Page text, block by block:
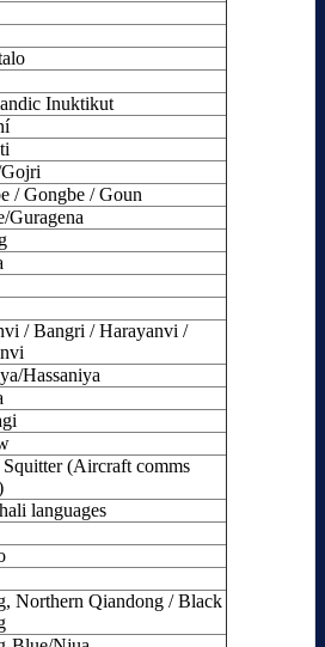
Inuktikut
/ Gongbe / Goun
Guragena
/ Bangri / Harayanvi /
Hassaniya
(Aircraft comms
languages
Northern Qiandong / Black